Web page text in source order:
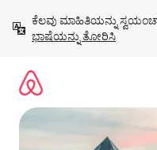
ಹೋಗಿ
ಕೆಲವು ಮಾಹಿತಿಯನ್ನು
ಭಾಷೆಯನ್ನು ತೋರಿಸಿ